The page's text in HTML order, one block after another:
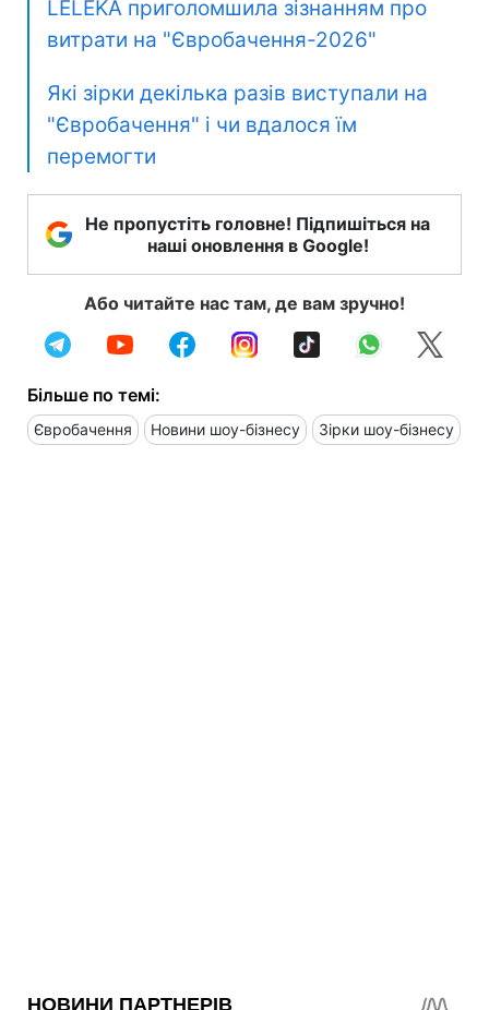
LELÉKA приголомшила зізнанням про
витрати на "Євробачення-2026"
Які зірки декілька разів виступали на
"Євробачення" і чи вдалося їм
перемогти
Не пропустіть головне! Підпишіться на
наші оновлення в Google!
Або читайте нас там, де вам зручно!
Більше по темі:
Євробачення Новини шоу-бізнесу Зірки шоу-бізнесу